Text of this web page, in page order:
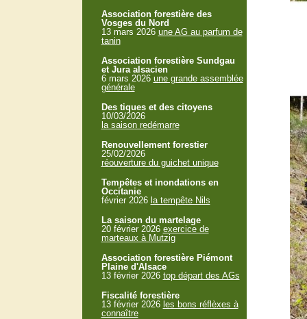
Association forestière des
Vosges du Nord
13 mars 2026 une AG au parfum de
tanin
Association forestière Sundgau
et Jura alsacien
6 mars 2026 une grande assemblée
générale
Des tiques et des citoyens
10/03/2026
la saison redémarre
Renouvellement forestier
25/02/2026
réouverture du guichet unique
Tempêtes et inondations en
Occitanie
février 2026 la tempête Nils
La saison du martelage
20 février 2026 exercice de
marteaux à Mutzig
Association forestière Piémont
Plaine d'Alsace
13 février 2026 top départ des AGs
Fiscalité forestière
13 février 2026 les bons réflèxes à
connaître